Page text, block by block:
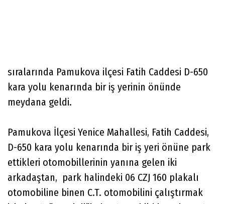
sıralarında Pamukova ilçesi Fatih Caddesi D-650
kara yolu kenarında bir iş yerinin önünde
meydana geldi.
Pamukova İlçesi Yenice Mahallesi, Fatih Caddesi,
D-650 kara yolu kenarında bir iş yeri önüne park
ettikleri otomobillerinin yanına gelen iki
arkadaştan, park halindeki 06 CZJ 160 plakalı
otomobiline binen C.T. otomobilini çalıştırmak